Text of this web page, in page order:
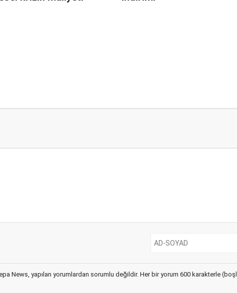
News, yapılan yorumlardan sorumlu değildir. Her bir yorum 600 karakterle